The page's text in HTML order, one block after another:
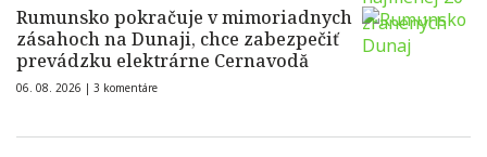
Rumunsko pokračuje v mimoriadnych
zásahoch na Dunaji, chce zabezpečiť
prevádzku elektrárne Cernavodă
06. 08. 2026 | 3 komentáre